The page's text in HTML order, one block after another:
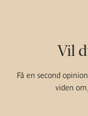
Vil
Få en second
viden